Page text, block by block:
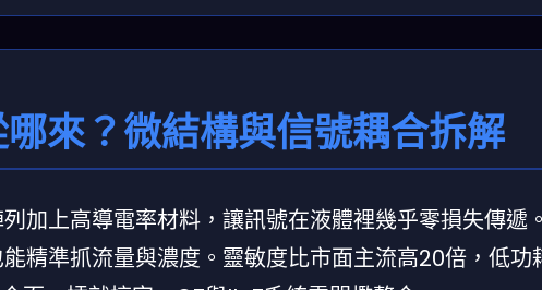
來？微結構與信號耦合拆解
加上高導電率材料，讓訊號在液體裡幾乎零損失傳遞
精準抓流量與濃度。靈敏度比市面主流高20倍，低